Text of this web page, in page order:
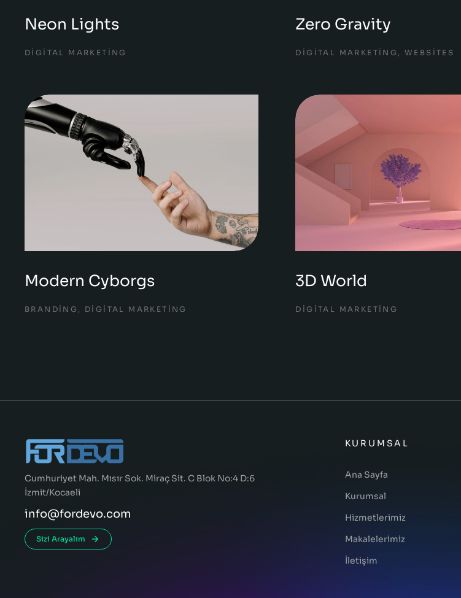
Neon Lights
DIGITAL MARKETING
Zero Gravity
DIGITAL MARKETING , WEBSITES
Modern Cyborgs
BRANDING , DIGITAL MARKETING
3D World
DIGITAL MARKETING
Cumhuriyet Mah. Mısır Sok. Miraç Sit. C Blok No:4 D:6
İzmit/Kocaeli
info@fordevo.com
Sizi Arayalım
KURUMSAL
Ana Sayfa
Kurumsal
Hizmetlerimiz
Makalelerimiz
İletişim